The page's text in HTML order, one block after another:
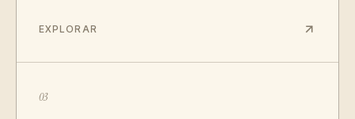
EXPLORAR
03